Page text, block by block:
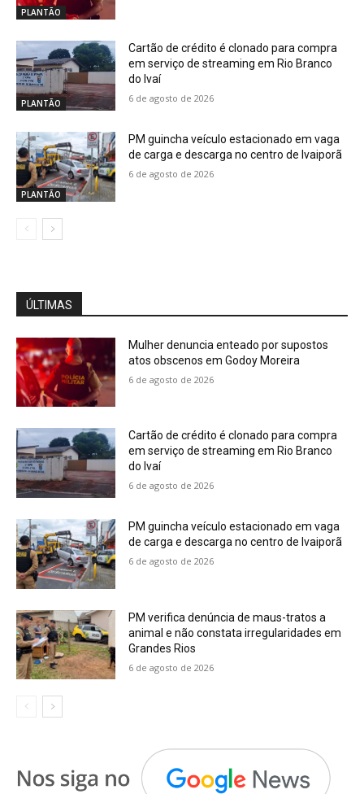
PLANTÃO
PLANTÃO
Cartão de crédito é clonado para compra
em serviço de streaming em Rio Branco
do Ivaí
6 de agosto de 2026
PLANTÃO
PM guincha veículo estacionado em vaga
de carga e descarga no centro de Ivaiporã
6 de agosto de 2026
ÚLTIMAS
Mulher denuncia enteado por supostos
atos obscenos em Godoy Moreira
6 de agosto de 2026
Cartão de crédito é clonado para compra
em serviço de streaming em Rio Branco
do Ivaí
6 de agosto de 2026
PM guincha veículo estacionado em vaga
de carga e descarga no centro de Ivaiporã
6 de agosto de 2026
PM verifica denúncia de maus-tratos a
animal e não constata irregularidades em
Grandes Rios
6 de agosto de 2026